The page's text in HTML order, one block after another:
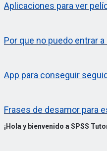
Aplicaciones para ver
Por que no puedo entrar
App para conseguir
Frases de desamor para
¡Hola y bienvenido a SPSS